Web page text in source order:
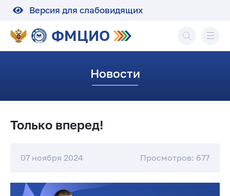
Версия для слабовидящих
ФМЦИО
Новости
Только вперед!
07 ноября 2024 Просмотров: 677